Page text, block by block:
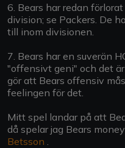
6. Bears har redan
division; se Packers. De
till inom divisionen.
7. Bears har en suverän
"offensivt geni" och det
gör att Bears offensiv
feelingen för det.
Mitt spel landar på att
då spelar jag Bears
Betsson